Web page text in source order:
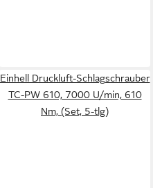
Einhell Druckluft-Schlagschrauber
TC-PW 610, 7000 U/min, 610
Nm, (Set, 5-tlg)